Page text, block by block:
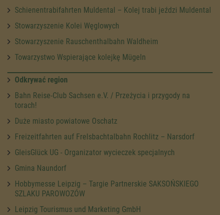
Schienentrabifahrten Muldental – Kolej trabi jeździ Muldental
Stowarzyszenie Kolei Węglowych
Stowarzyszenie Rauschenthalbahn Waldheim
Towarzystwo Wspierające kolejkę Mügeln
Odkrywać region
Bahn Reise-Club Sachsen e.V. / Przeżycia i przygody na
torach!
Duże miasto powiatowe Oschatz
Freizeitfahrten auf Frelsbachtalbahn Rochlitz – Narsdorf
GleisGlück UG - Organizator wycieczek specjalnych
Gmina Naundorf
Hobbymesse Leipzig – Targie Partnerskie SAKSOŃSKIEGO
SZLAKU PAROWOZÓW
Leipzig Tourismus und Marketing GmbH